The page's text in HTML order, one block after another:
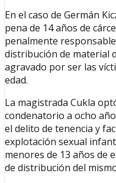
En el caso de Germán
pena de 14 años de
penalmente
distribución de material
agravado por ser las
edad.
La magistrada Cukla
condenatorio a ocho
el delito de tenencia y
explotación sexual
menores de 13 años de
de distribución del